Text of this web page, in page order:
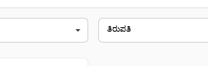
ವಿಳಾಸ
no.11/56, ರೆನಿಗುಂಟ ರಸ್ತೆ, ತಿರುಪತಿ, 517501